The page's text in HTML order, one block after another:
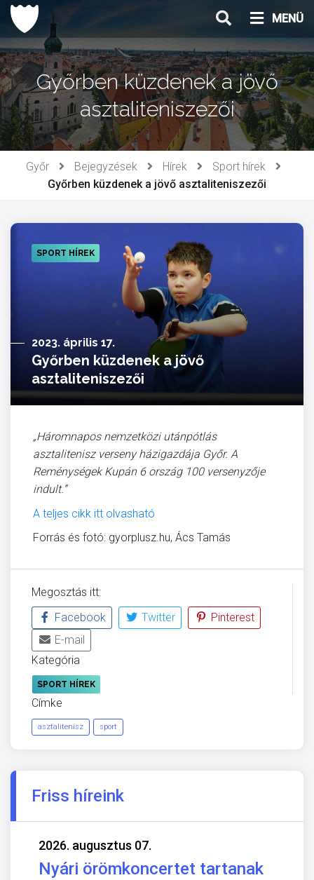
Ugrás
tartalomhoz
MENÜ
Győrben küzdenek a jövő
asztaliteniszezői
Győr Bejegyzések Hírek
Sport hírek
Győrben küzdenek a jövő asztaliteniszezői
SPORT HÍREK
2023. április 17.
Győrben küzdenek a jövő
asztaliteniszezői
„Háromnapos nemzetközi utánpótlás
asztalitenisz verseny házigazdája Győr. A
Reménységek Kupán 6 ország 100 versenyzője
indult.”
A teljes cikk itt olvasható
Forrás és fotó: gyorplusz.hu, Ács Tamás
Megosztás itt:
Facebook
Twitter
Pinterest
E-mail
Kategória
SPORT HÍREK
Címke
asztalitenisz sport
Friss híreink
2026. augusztus 07.
Nyári örömkoncertet tartanak